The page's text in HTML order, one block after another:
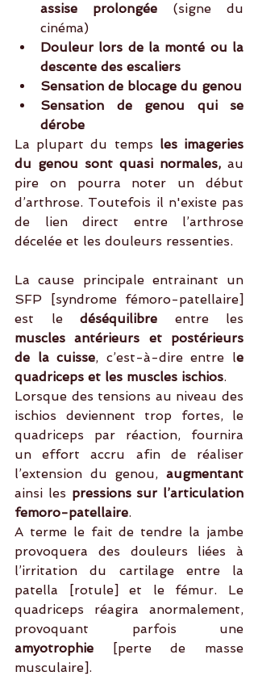
assise prolongée (signe du
cinéma)
Douleur lors de la monté ou la
descente des escaliers
Sensation de blocage du genou
Sensation de genou qui se
dérobe
La plupart du temps les imageries
du genou sont quasi normales, au
pire on pourra noter un début
d’arthrose. Toutefois il n'existe pas
de lien direct entre l’arthrose
décelée et les douleurs ressenties.
La cause principale entrainant un
SFP [syndrome fémoro-patellaire]
est le déséquilibre entre les
muscles antérieurs et postérieurs
de la cuisse, c’est-à-dire entre le
quadriceps et les muscles ischios.
Lorsque des tensions au niveau des
ischios deviennent trop fortes, le
quadriceps par réaction, fournira
un effort accru afin de réaliser
l’extension du genou,
ainsi les pressions sur l’articulation
femoro-patellaire.
A terme le fait de tendre la jambe
provoquera des douleurs liées à
l’irritation du cartilage entre la
patella [rotule] et le fémur. Le
quadriceps réagira anormalement,
amyotrophie
[perte de masse
musculaire].